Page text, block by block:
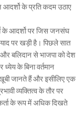
आदर्शो के प्रति कदम उठाए
के आदर्शो पर जिस जनसंघ
पर खड़ी है। पिछले सात
बलिदान से भाजपा को देश
के बिना वर्तमान
जानते हैं और इसीलिए एक
व्यक्तित्व के तौर पर
के रूप में अधिक दिखते